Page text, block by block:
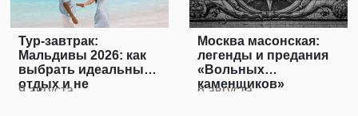
Тур-завтрак:
Мальдивы 2026: как
выбрать идеальный
отдых и не
9 августа
Москва масонская:
легенды и предания
«Вольных
каменщиков»
6 августа